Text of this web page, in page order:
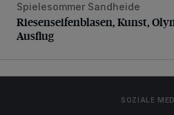
Riesenseifenblasen, Kunst,
Spielesommer Sandheide
Riesenseifenblasen, Kunst,
Ausflug
SOZIALE